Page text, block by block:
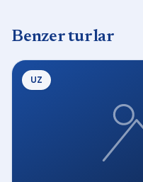
Benzer turlar
UZ